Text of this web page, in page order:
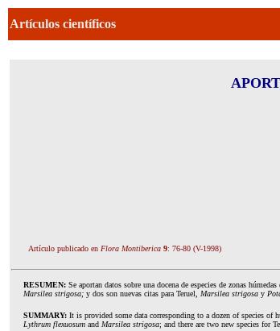
Artículos científicos
Artículo publicado en Flora Montiberica 9: 76-80 (V-1998)
RESUMEN: Se aportan datos sobre una docena de especies de zonas húmedas
Marsilea strigosa; y dos son nuevas citas para Teruel, Marsilea strigosa y
SUMMARY: It is provided some data corresponding to a dozen of species of
Lythrum flexuosum and Marsilea strigosa; and there are two new species for